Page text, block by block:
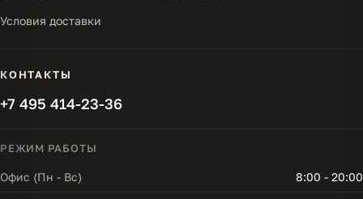
Условия доставки
КОНТАКТЫ
+7 495 414-23-36
РЕЖИМ РАБОТЫ
Офис (Пн - Вс) 8:00 - 20:00